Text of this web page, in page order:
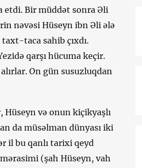
Bir müddət sonra Əli
nəvəsi Hüseyn ibn Əli ələ
taca sahib çıxdı.
qarşı hücuma keçir.
On gün susuzluqdan
Hüseyn və onun kiçikyaşlı
da müsəlman dünyası iki
il bu qanlı tarixi qeyd
(şah Hüseyn, vah